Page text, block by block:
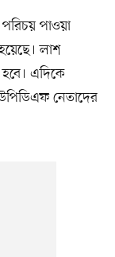
পাওয়া
লাশ
এদিকে
নেতাদের